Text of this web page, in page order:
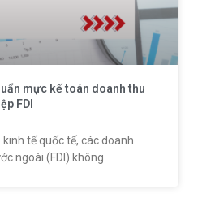
mực kế toán doanh thu
FDI
tế quốc tế, các doanh
ngoài (FDI) không